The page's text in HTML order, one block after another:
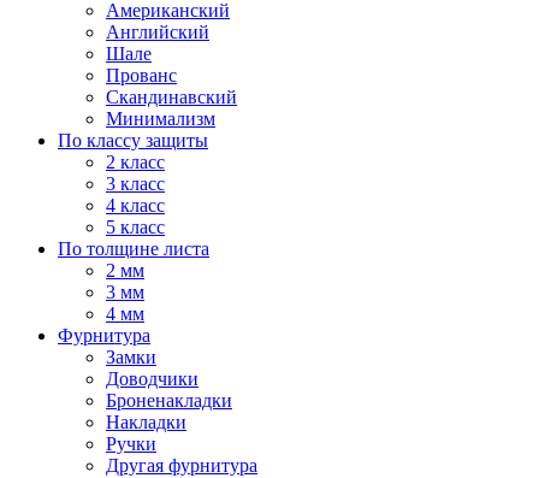
Американский
Английский
Шале
Прованс
Скандинавский
Минимализм
По классу защиты
2 класс
3 класс
4 класс
5 класс
По толщине листа
2 мм
3 мм
4 мм
Фурнитура
Замки
Доводчики
Броненакладки
Накладки
Ручки
Другая фурнитура